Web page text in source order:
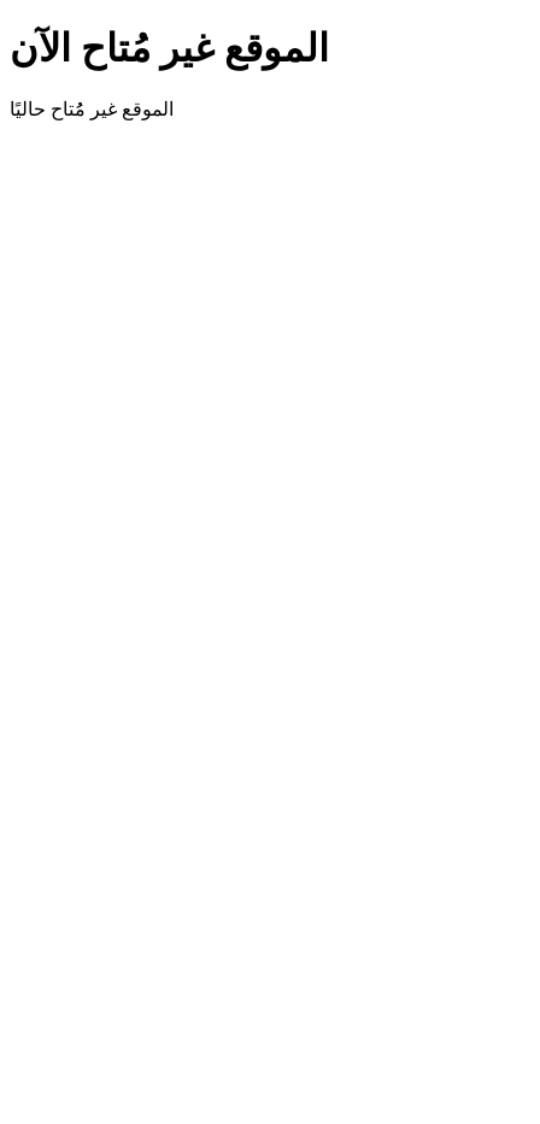
الموقع غير مُتاح الآن
الموقع غير مُُتاح حاليًا